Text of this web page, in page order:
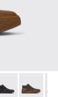
en
013
- K300467-
Terreno -
Peu